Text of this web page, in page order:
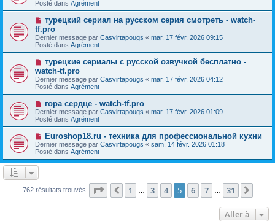
e
s
s
g
e
v
u
m
e
s
s
g
e
Posté dans Agrément
N
u
v
e
a
u
m
e
s
g
e
турецкий сериал на русском серия смотреть - watch-
tf.pro
Dernier message par Casvirtapougs « mar. 17 févr. 2026 09:15
Posté dans Agrément
N
u
v
e
a
u
m
e
s
s
a
g
e
турецкие сериалы с русской озвучкой бесплатно -
watch-tf.pro
Dernier message par Casvirtapougs « mar. 17 févr. 2026 04:12
Posté dans Agrément
N
o
u
v
e
a
u
m
e
g
гора сердце - watch-tf.pro
Dernier message par Casvirtapougs « mar. 17 févr. 2026 01:09
Posté dans Agrément
N
o
u
v
e
e
Euroshop18.ru - техника для профессиональной кухни
Dernier message par Casvirtapougs « sam. 14 févr. 2026 01:18
Posté dans Agrément
762 résultats trouvés Page sur 31
Précédente
1 3 4 5 6 7 31
Aller à